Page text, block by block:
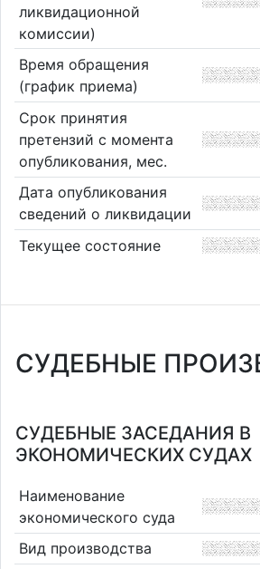
ликвидационной
комиссии)
Время обращения
(график приема)
Срок принятия
претензий с момента
опубликования, мес.
Дата опубликования
сведений о ликвидации
Текущее состояние
СУДЕБНЫЕ
СУДЕБНЫЕ ЗАСЕДАНИЯ В
ЭКОНОМИЧЕСКИХ СУДАХ
Наименование
экономического суда
Вид производства